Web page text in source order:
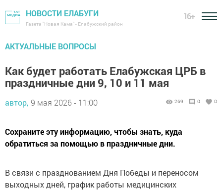
НОВОСТИ ЕЛАБУГИ
Газета "Новая Кама" - Елабужский район
16+
АКТУАЛЬНЫЕ ВОПРОСЫ
Как будет работать Елабужская ЦРБ в
праздничные дни 9, 10 и 11 мая
автор, 9 мая 2026 - 11:00 269 0 0
Сохраните эту информацию, чтобы знать, куда
обратиться за помощью в праздничные дни.
В связи с празднованием Дня Победы и переносом
выходных дней, график работы медицинских